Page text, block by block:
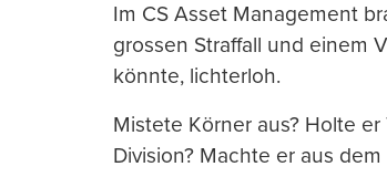
Im CS Asset Management
grossen Straffall und einem
könnte, lichterloh.
Mistete Körner aus? Holte
Division? Machte er aus